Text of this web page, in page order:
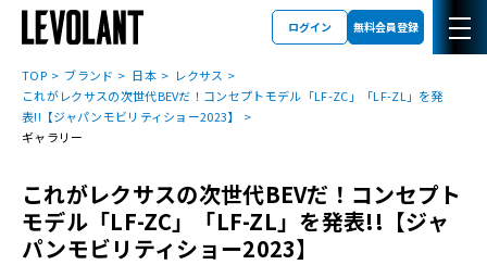
ログイン 無料会員登録
TOP ブランド 日本
レクサス
これがレクサスの次世代BEVだ！コンセプトモデル「LF-ZC」「LF-ZL」を発
表!!【ジャパンモビリティショー2023】
ギャラリー
これがレクサスの次世代BEVだ！コンセプト
モデル「LF-ZC」「LF-ZL」を発表!!【ジャ
パンモビリティショー2023】